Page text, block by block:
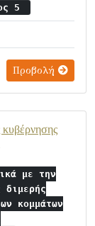
5
Προβολή
κυβέρνησης
με την
διμερής
κομμάτων